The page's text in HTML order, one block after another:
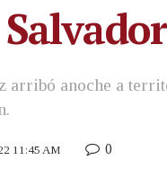
arribó anoche a
11:45 AM 0